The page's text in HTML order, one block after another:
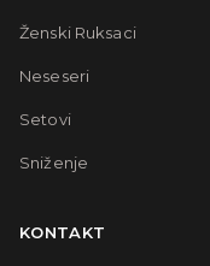
Ženski Ruksaci
Neseseri
Setovi
Sniženje
KONTAKT